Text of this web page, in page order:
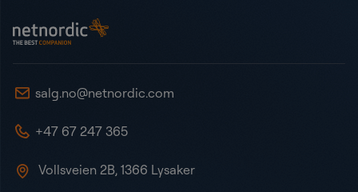
NetNordic Norway
salg.no@netnordic.com
+47 67 247 365
Vollsveien 2B, 1366 Lysaker